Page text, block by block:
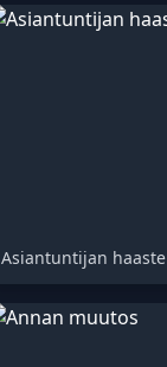
Asiantuntijan haaste